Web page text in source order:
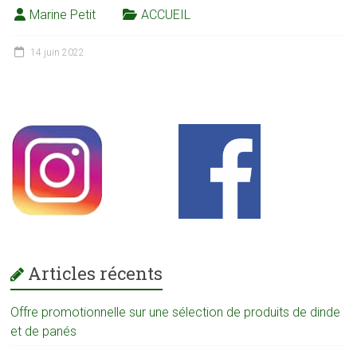
Marine Petit ACCUEIL
14 juin 2022
Articles récents
Offre promotionnelle sur une sélection de produits de dinde
et de panés